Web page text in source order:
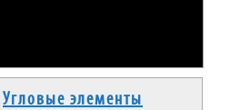
Угловые элементы